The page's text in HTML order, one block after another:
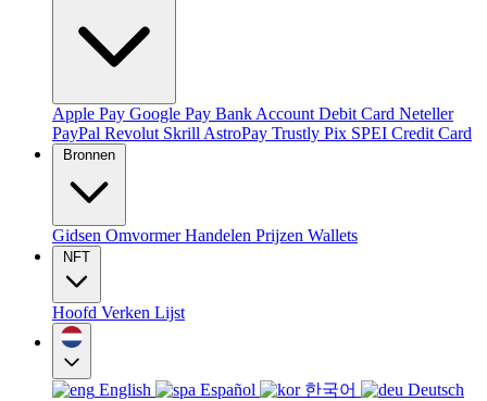
Apple Pay Google Pay Bank Account Debit Card Neteller
PayPal Revolut Skrill AstroPay Trustly Pix SPEI Credit Card
Bronnen
Gidsen OmvormerHandelen Prijzen Wallets
NFT
Hoofd Verken Lijst
English Español 한국어
Deutsch